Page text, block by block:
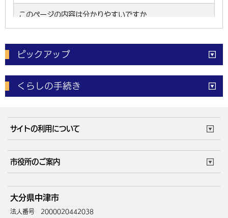
ピックアップ
電子申請 窓口の混雑状況
体育施設予約状況 ご意見・ご要望
くらしの手続き
成人・仕事
住まい・引越 ごみ・環境
健康・医療 障がい・福祉
高齢・介護
サイトの利用について
サイトマップ
市役所のご案内
庁舎地図 組織案内
中津市へのアクセス
大分県中津市
法人番号 2000020442038